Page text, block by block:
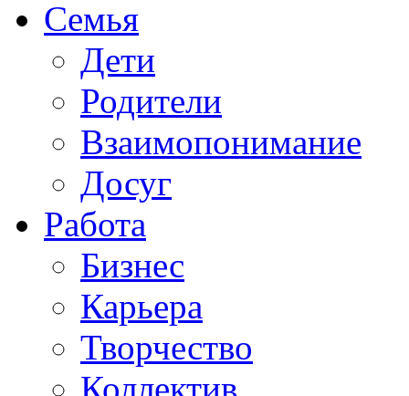
Семья
Дети
Родители
Взаимопонимание
Досуг
Работа
Бизнес
Карьера
Творчество
Коллектив